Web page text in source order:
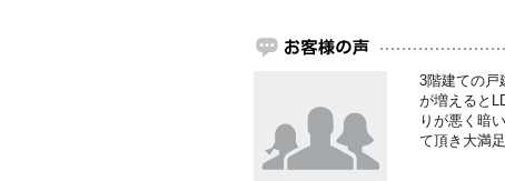
3階建ての戸
が増えると
りが悪く暗
て頂き大満足